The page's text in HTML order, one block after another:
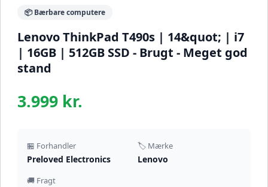
📦 Bærbare computere
Lenovo ThinkPad T490s | 14&quot; | i7
| 16GB | 512GB SSD - Brugt - Meget god
stand
3.999 kr.
🏪 Forhandler
Preloved Electronics
🏷️ Mærke
Lenovo
🚚 Fragt